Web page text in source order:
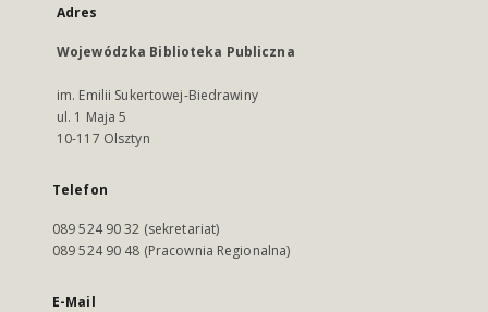
Adres
Wojewódzka Biblioteka Publiczna
im. Emilii Sukertowej-Biedrawiny
ul. 1 Maja 5
10-117 Olsztyn
Telefon
089 524 90 32 (sekretariat)
089 524 90 48 (Pracownia Regionalna)
E-Mail